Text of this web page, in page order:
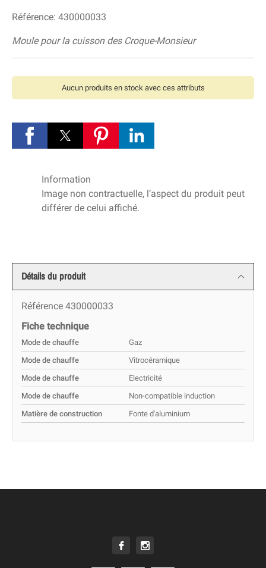
Référence: 430000033
Moule pour la cuisson des Croque-Monsieur
Aucun produits en stock avec ces attributs
Information
Image non contractuelle, l’aspect du produit peut
différer de celui affiché.
Détails du produit
Référence 430000033
Fiche technique
Mode de chauffe
Gaz
Mode de chauffe
Vitrocéramique
Mode de chauffe
Electricité
Mode de chauffe
Non-compatible induction
Matière de construction
Fonte d'aluminium